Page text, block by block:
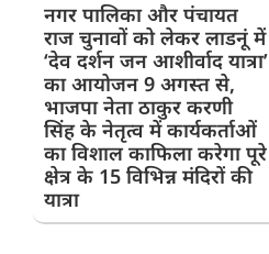
नगर पालिका और पंचायत
राज चुनावों को लेकर लाडनूं में
‘देव दर्शन जन आशीर्वाद यात्रा’
का आयोजन 9 अगस्त से,
भाजपा नेता ठाकुर करणी
सिंह के नेतृत्व में कार्यकर्ताओं
का विशाल काफिला करेगा पूरे
क्षेत्र के 15 विभिन्न मंदिरों की
यात्रा